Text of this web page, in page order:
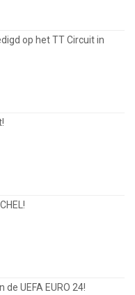
op het TT Circuit in
UEFA EURO 24!